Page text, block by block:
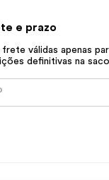
e prazo
frete válidas apenas
definitivas na